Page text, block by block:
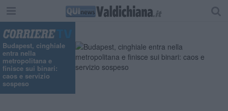
Budapest, cinghiale
entra nella
metropolitana e
finisce sui binari:
caos e servizio
sospeso